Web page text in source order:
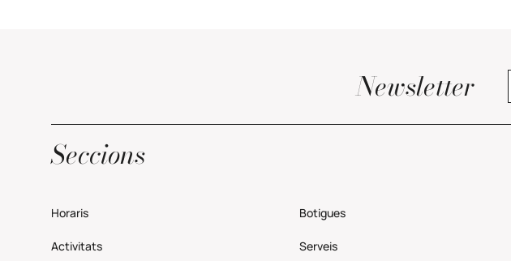
Newsletter
Seccions
Horaris Botigues
Activitats Serveis